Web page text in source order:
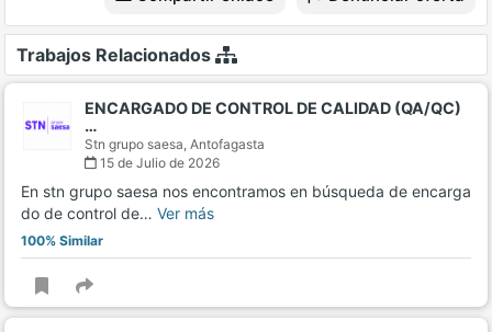
Trabajos Relacionados
ENCARGADO DE CONTROL DE CALIDAD (QA/QC)
…
Stn grupo saesa, Antofagasta
15 de Julio de 2026
En stn grupo saesa nos encontramos en búsqueda de encarga
do de control de… Ver más
100% Similar